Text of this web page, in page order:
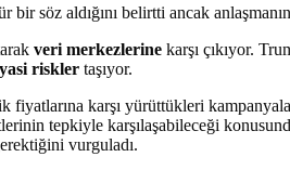
söz aldığını belirtti ancak
veri merkezlerine karşı çıkıyor.
riskler taşıyor.
karşı yürüttükleri
tepkiyle karşılaşabileceği
vurguladı.